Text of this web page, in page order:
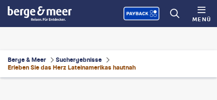
MENÜ
Berge & Meer
Suchergebnisse
Erleben Sie das Herz Lateinamerikas hautnah